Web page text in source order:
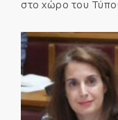
στο χώρο του